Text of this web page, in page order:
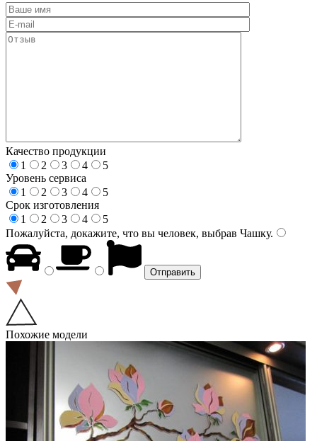
Качество продукции
1
2 3 4
5
Уровень сервиса
1
2 3 4
5
Срок изготовления
1
2 3 4
5
Пожалуйста, докажите, что вы человек, выбрав Чашку.
Похожие модели